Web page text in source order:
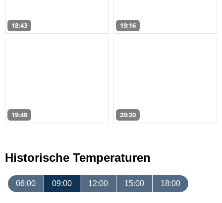
18:43 19:16
19:48 20:20
Historische Temperaturen
06:00 09:00 12:00 15:00 18:00